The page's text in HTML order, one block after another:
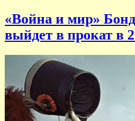
«Война и мир»
выйдет в прокат в